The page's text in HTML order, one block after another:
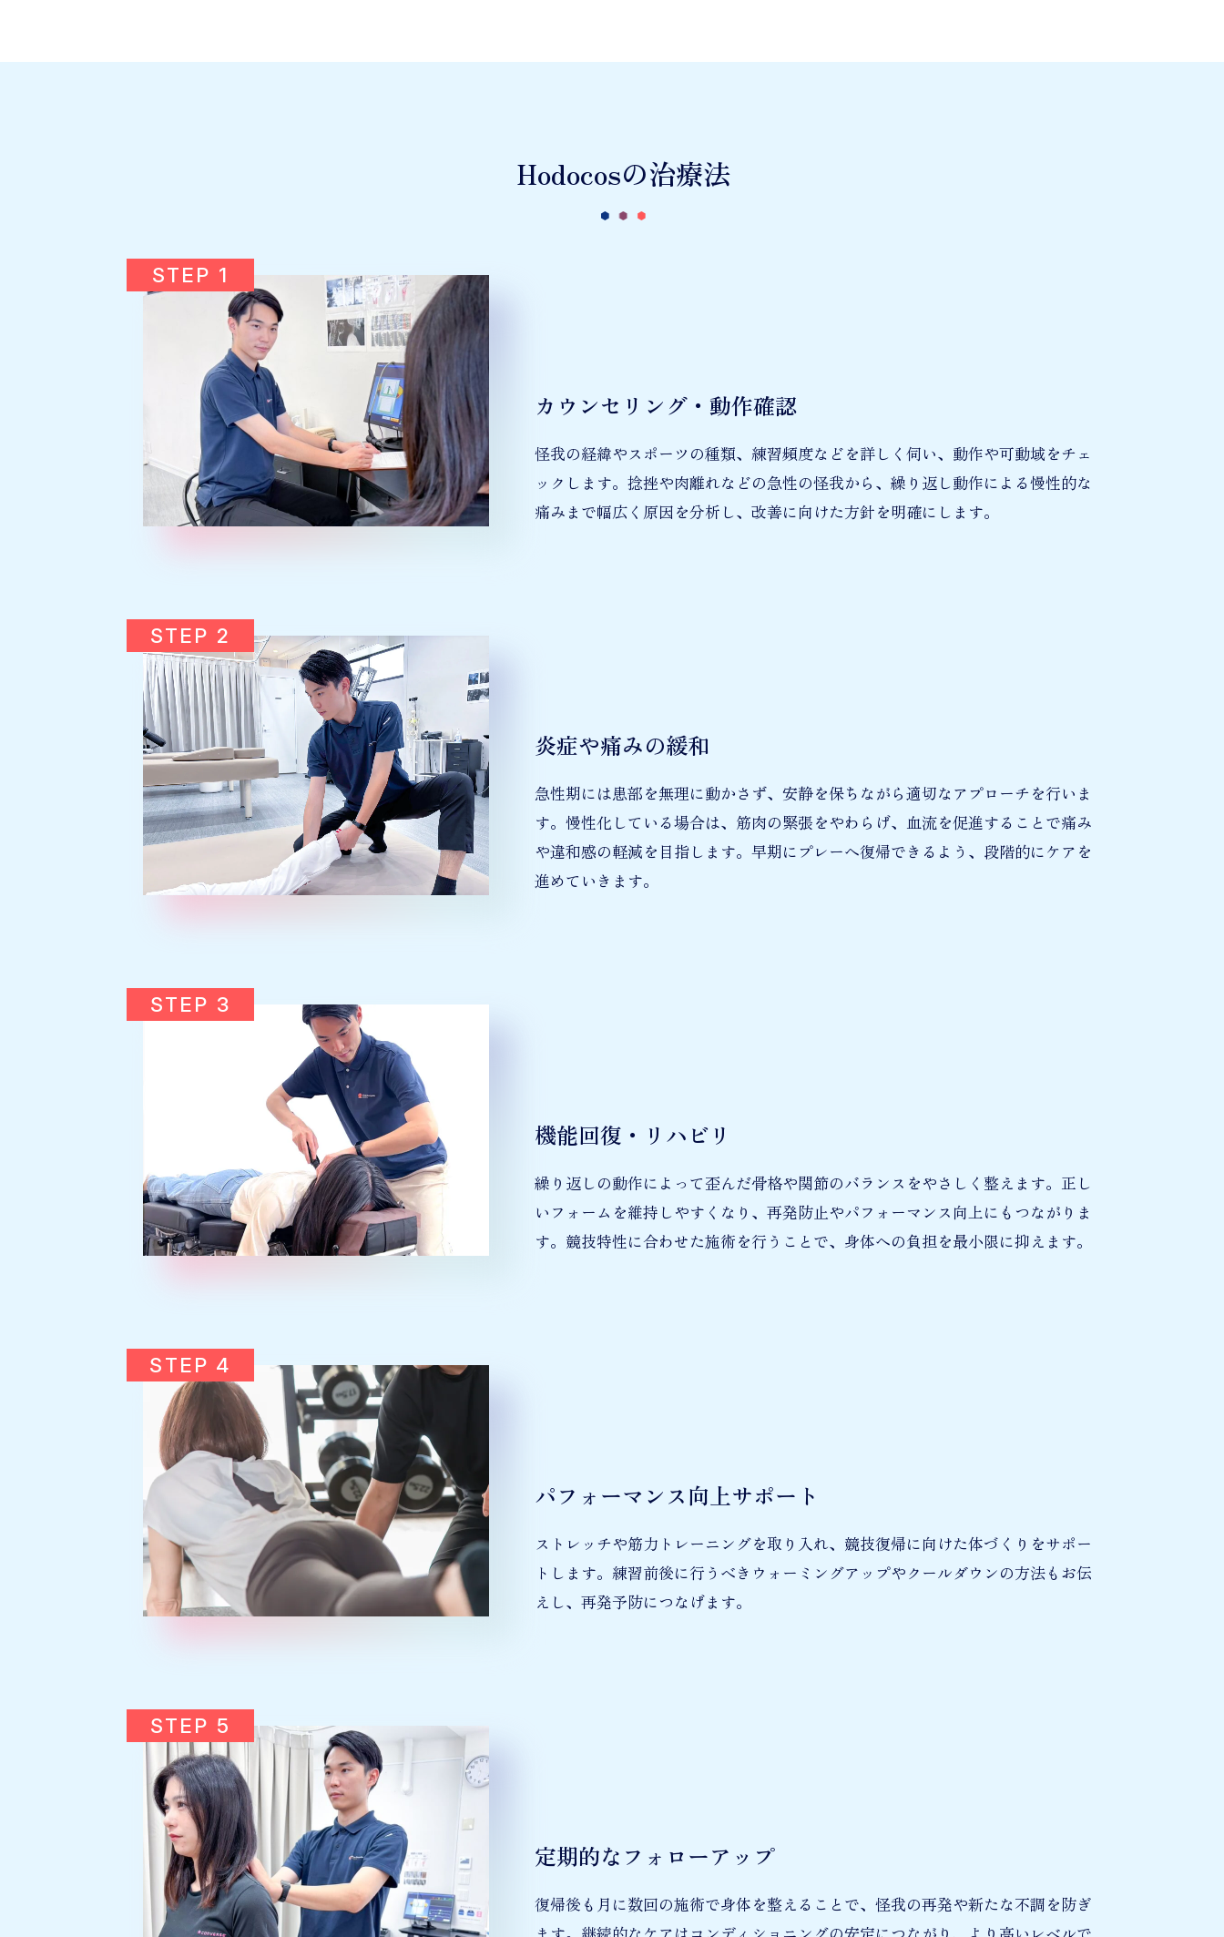
Hodocosの治療法
STEP 1
カウンセリング・動作確認
怪我の経緯やスポーツの種類、練習頻度などを詳しく伺い、動作や可動域をチェ
ックします。捻挫や肉離れなどの急性の怪我から、繰り返し動作による慢性的な
痛みまで幅広く原因を分析し、改善に向けた方針を明確にします。
STEP 2
炎症や痛みの緩和
急性期には患部を無理に動かさず、安静を保ちながら適切なアプローチを行いま
す。慢性化している場合は、筋肉の緊張をやわらげ、血流を促進することで痛み
や違和感の軽減を目指します。早期にプレーへ復帰できるよう、段階的にケアを
進めていきます。
STEP 3
機能回復・リハビリ
繰り返しの動作によって歪んだ骨格や関節のバランスをやさしく整えます。正し
いフォームを維持しやすくなり、再発防止やパフォーマンス向上にもつながりま
す。競技特性に合わせた施術を行うことで、身体への負担を最小限に抑えます。
STEP 4
パフォーマンス向上サポート
ストレッチや筋力トレーニングを取り入れ、競技復帰に向けた体づくりをサポー
トします。練習前後に行うべきウォーミングアップやクールダウンの方法もお伝
えし、再発予防につなげます。
STEP 5
定期的なフォローアップ
復帰後も月に数回の施術で身体を整えることで、怪我の再発や新たな不調を防ぎ